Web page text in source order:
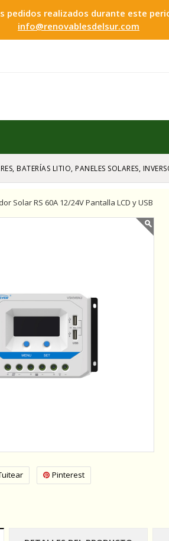
pedidos realizados durante este
info@renovablesdelsur.com
BATERÍAS LITIO, PANELES SOLARES,
Solar RS 60A 12/24V Pantalla LCD y USB
Pinterest